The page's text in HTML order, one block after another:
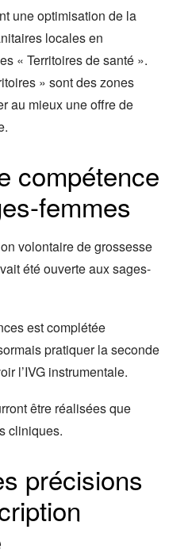
une optimisation de la
locales en
« Territoires de santé ».
» sont des zones
au mieux une offre de
compétence
femmes
volontaire de grossesse
été ouverte aux sages-
est complétée
pratiquer la seconde
l’IVG instrumentale.
être réalisées que
cliniques.
précisions